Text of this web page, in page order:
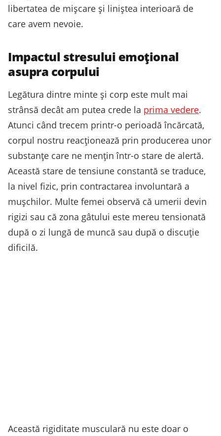
libertatea de mișcare și liniștea interioară de
care avem nevoie.
Impactul stresului emoțional
asupra corpului
Legătura dintre minte și corp este mult mai
strânsă decât am putea crede la prima vedere.
Atunci când trecem printr-o perioadă încărcată,
corpul nostru reacționează prin producerea unor
substanțe care ne mențin într-o stare de alertă.
Această stare de tensiune constantă se traduce,
la nivel fizic, prin contractarea involuntară a
mușchilor. Multe femei observă că umerii devin
rigizi sau că zona gâtului este mereu tensionată
după o zi lungă de muncă sau după o discuție
dificilă.
Această rigiditate musculară nu este doar o